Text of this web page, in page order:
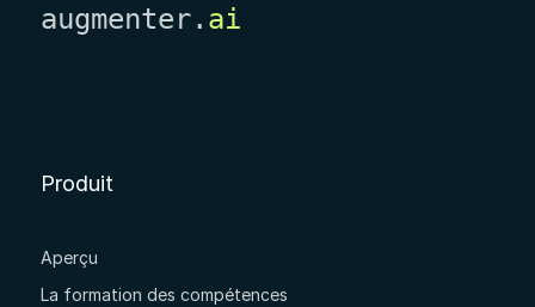
augmenter. ai
Produit
Aperçu
La formation des compétences